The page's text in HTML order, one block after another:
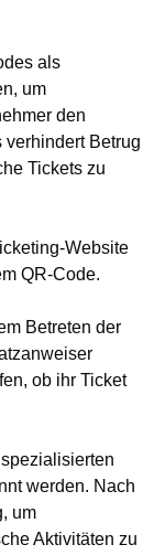
als
um
den
verhindert Betrug
Tickets zu
Website
QR-Code.
Betreten der
ob ihr Ticket
werden. Nach
um
Aktivitäten zu